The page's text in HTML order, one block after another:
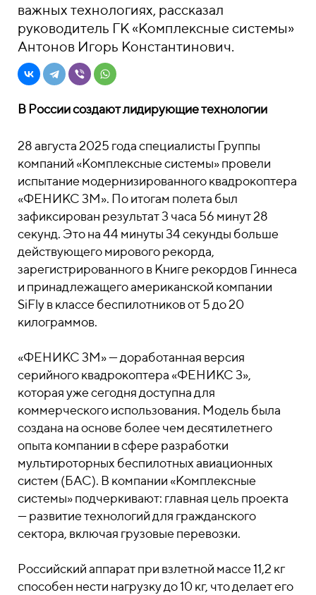
важных технологиях, рассказал
руководитель ГК «Комплексные системы»
Антонов Игорь Константинович.
В России создают лидирующие технологии
28 августа 2025 года специалисты Группы
компаний «Комплексные системы» провели
испытание модернизированного квадрокоптера
«ФЕНИКС 3М». По итогам полета был
зафиксирован результат 3 часа 56 минут 28
секунд. Это на 44 минуты 34 секунды больше
действующего мирового рекорда,
зарегистрированного в Книге рекордов Гиннеса
и принадлежащего американской компании
SiFly в классе беспилотников от 5 до 20
килограммов.
«ФЕНИКС 3М» — доработанная версия
серийного квадрокоптера «ФЕНИКС 3»,
которая уже сегодня доступна для
коммерческого использования. Модель была
создана на основе более чем десятилетнего
опыта компании в сфере разработки
мультироторных беспилотных авиационных
систем (БАС). В компании «Комплексные
системы» подчеркивают: главная цель проекта
— развитие технологий для гражданского
сектора, включая грузовые перевозки.
Российский аппарат при взлетной массе 11,2 кг
способен нести нагрузку до 10 кг, что делает его